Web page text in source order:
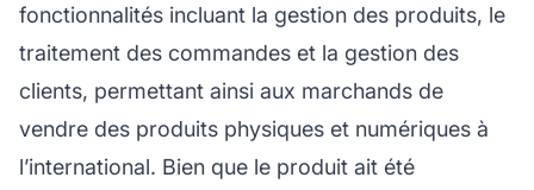
fonctionnalités incluant la gestion des produits, le
traitement des commandes et la gestion des
clients, permettant ainsi aux marchands de
vendre des produits physiques et numériques à
l’international. Bien que le produit ait été